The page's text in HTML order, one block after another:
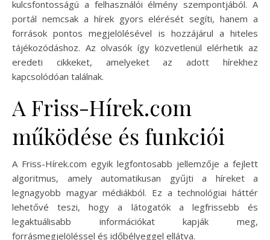
kulcsfontosságú a felhasználói élmény szempontjából. A
portál nemcsak a hírek gyors elérését segíti, hanem a
források pontos megjelölésével is hozzájárul a hiteles
tájékozódáshoz. Az olvasók így közvetlenül elérhetik az
eredeti cikkeket, amelyeket az adott hírekhez
kapcsolódóan találnak.
A Friss-Hírek.com
működése és funkciói
A Friss-Hírek.com egyik legfontosabb jellemzője a fejlett
algoritmus, amely automatikusan gyűjti a híreket a
legnagyobb magyar médiákból. Ez a technológiai háttér
lehetővé teszi, hogy a látogatók a legfrissebb és
legaktuálisabb információkat kapják meg,
forrásmegjelöléssel és időbélyeggel ellátva.